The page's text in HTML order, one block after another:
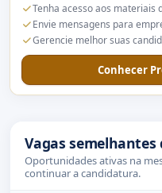
Tenha acesso aos materiais
Envie mensagens para
Gerencie melhor suas
Conhecer
Vagas
Oportunidades ativas na
continuar a candidatura.